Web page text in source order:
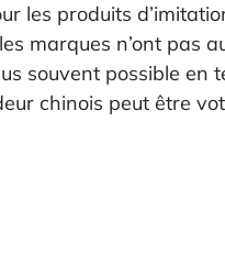
les produits
marques n’ont pas
souvent possible en
chinois peut être